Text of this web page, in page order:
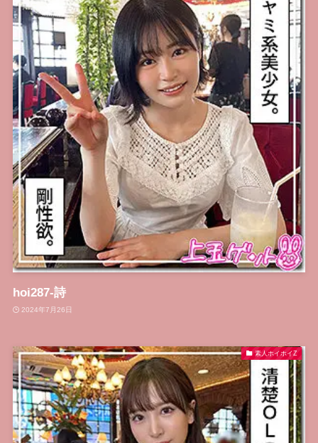
hoi287-詩
2024年7月26日
素人ホイホイZ